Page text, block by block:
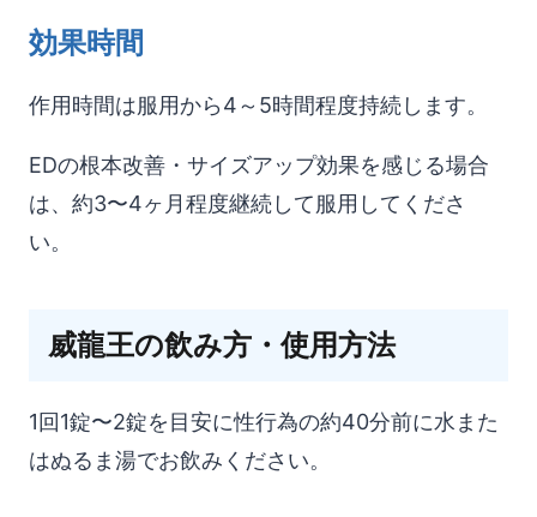
効果時間
作用時間は服用から4～5時間程度持続します。
EDの根本改善・サイズアップ効果を感じる場合
は、約3〜4ヶ月程度継続して服用してくださ
い。
威龍王の飲み方・使用方法
1回1錠〜2錠を目安に性行為の約40分前に水また
はぬるま湯でお飲みください。